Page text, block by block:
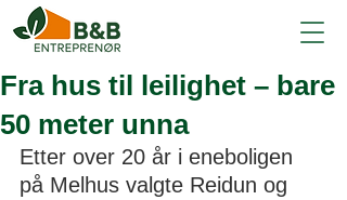
Fra hus til leilighet – bare
50 meter unna
Etter over 20 år i eneboligen
på Melhus valgte Reidun og